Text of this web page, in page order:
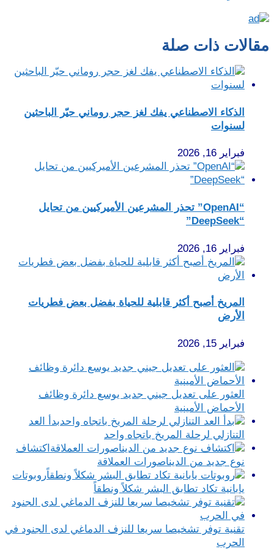
مقالات ذات صلة
الذكاء الاصطناعي يفك لغز حجر روماني حيّر الباحثين
لسنوات
فبراير 16, 2026
“OpenAI” تحذر المشرعين الأميركيين من تحايل
“DeepSeek”
فبراير 16, 2026
المريخ أصبح أكثر قابلية للحياة بفضل بعض فطريات
الأرض
فبراير 15, 2026
العثور على تعديل جيني جديد يوسع دائرة وظائف
الأحماض الأمينية
بدأ العد
التنازلي لرحلة المريخ باتجاه واحد
اكتشاف
نوع جديد من الديناصورات العملاقة
روبوتات
يابانية تكاد تطابق البشر شكلاً ونطقاً
تقنية توفر تشخيصا سريعا للنزف الدماغي لدى الجنود في
الحرب